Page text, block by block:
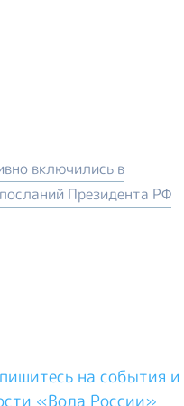
включились в
Президента РФ
на события и
«Вода России»